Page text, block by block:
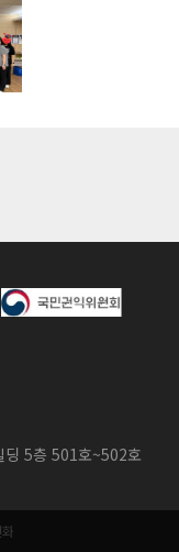
딩 5층 501호~502호